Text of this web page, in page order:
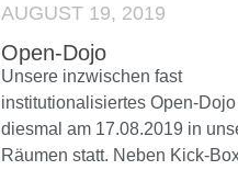
AUGUST 19, 2019
Open-Dojo
Unsere inzwischen fast
institutionalisiertes Open-Dojo
diesmal am 17.08.2019 in
Räumen statt. Neben Kick-